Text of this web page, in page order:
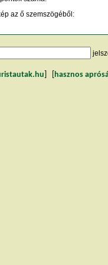
az ő szemszögéből:
hasznos